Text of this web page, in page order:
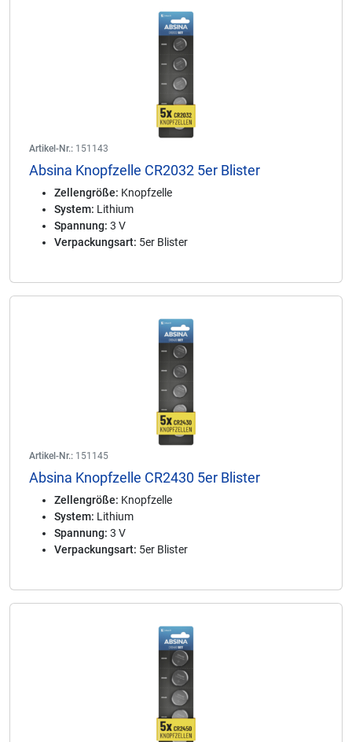
Artikel-Nr.: 151143
Absina Knopfzelle CR2032 5er Blister
Zellengröße: Knopfzelle
System: Lithium
Spannung: 3 V
Verpackungsart: 5er Blister
Artikel-Nr.: 151145
Absina Knopfzelle CR2430 5er Blister
Zellengröße: Knopfzelle
System: Lithium
Spannung: 3 V
Verpackungsart: 5er Blister